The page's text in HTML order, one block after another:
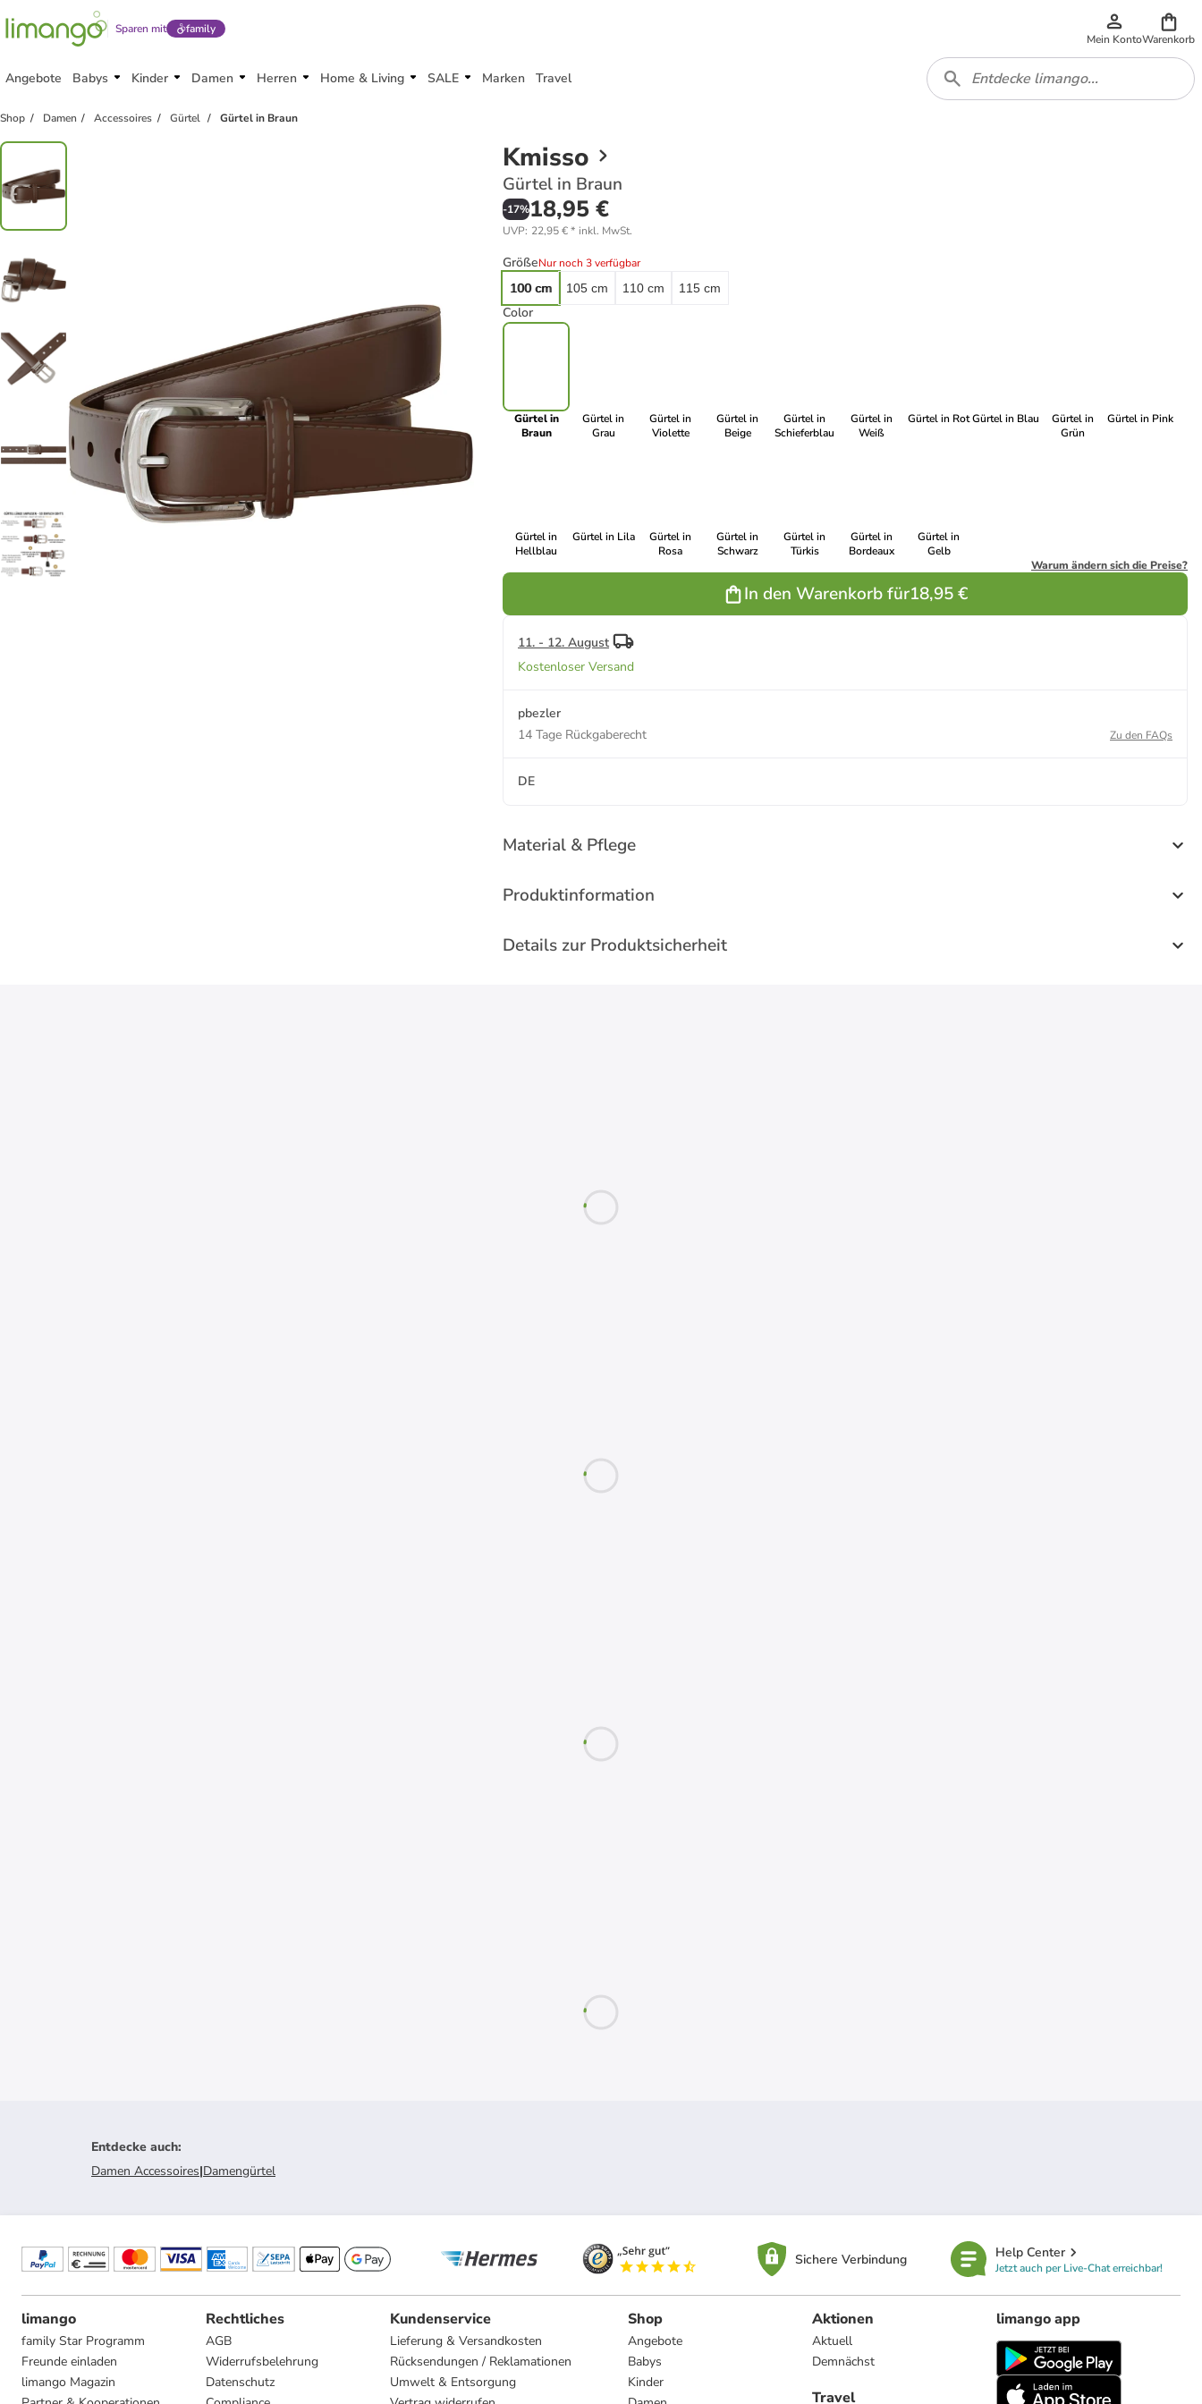
Sparen mit family
Mein KontoWarenkorb
Angebote Babys Kinder Damen Herren Home & Living SALE Marken Travel
Shop Damen Accessoires Gürtel Gürtel in Braun
Kmisso
Gürtel in Braun
-17%18,95 €
UVP: 22,95 €* inkl. MwSt.
GrößeNur noch 3 verfügbar
100 cm
105 cm 110 cm 115 cm
Color
Gürtel in
Braun
Gürtel in
Grau
Gürtel in
Violette
Gürtel in
Beige
Gürtel in
Schieferblau
Gürtel in
Weiß
Gürtel in RotGürtel in Blau
Gürtel in
Grün
Gürtel in Pink
Gürtel in
Hellblau
Gürtel in Lila
Gürtel in
Rosa
Gürtel in
Schwarz
Gürtel in
Türkis
Gürtel in
Bordeaux
Gürtel in
Gelb
Warum ändern sich die Preise?
In den Warenkorb für18,95 €
11. - 12. August
Kostenloser Versand
pbezler
14 Tage Rückgaberecht
Zu den FAQs
DE
Material & Pflege
Produktinformation
Details zur Produktsicherheit
Entdecke auch:
Damen Accessoires|Damengürtel
Sichere Verbindung Help Center
Jetzt auch per Live-Chat erreichbar!
limango
family Star Programm
Freunde einladen
limango Magazin
Rechtliches
AGB
Widerrufsbelehrung
Datenschutz
Kundenservice
Lieferung & Versandkosten
Rücksendungen / Reklamationen
Umwelt & Entsorgung
Shop
Angebote
Babys
Kinder
Aktionen
Aktuell
Demnächst
Travel
limango app